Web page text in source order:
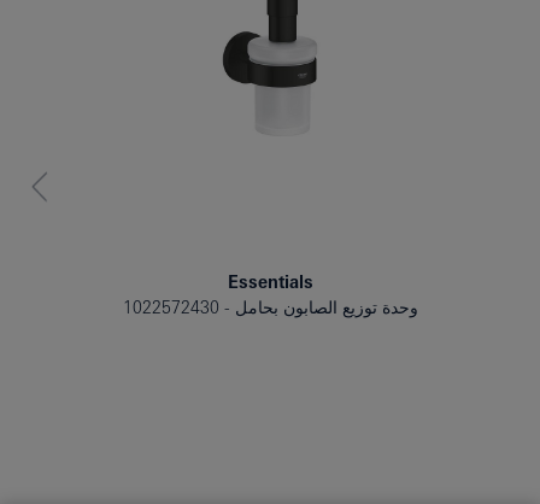
Essentials
وحدة توزيع الصابون بحامل
1022572430